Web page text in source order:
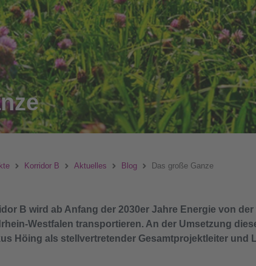
Korridor B Aktuelles Blog Das große Ganze
B wird ab Anfang der 2030er Jahre Energie von
Westfalen transportieren. An der Umsetzung
Höing als stellvertretender Gesamtprojektleiter und